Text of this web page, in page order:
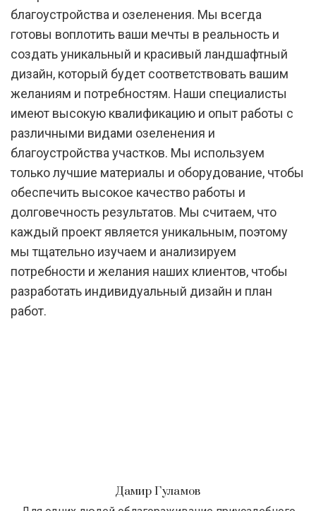
благоустройства и озеленения. Мы всегда
готовы воплотить ваши мечты в реальность и
создать уникальный и красивый ландшафтный
дизайн, который будет соответствовать вашим
желаниям и потребностям. Наши специалисты
имеют высокую квалификацию и опыт работы с
различными видами озеленения и
благоустройства участков. Мы используем
только лучшие материалы и оборудование, чтобы
обеспечить высокое качество работы и
долговечность результатов. Мы считаем, что
каждый проект является уникальным, поэтому
мы тщательно изучаем и анализируем
потребности и желания наших клиентов, чтобы
разработать индивидуальный дизайн и план
работ.
Дамир Гуламов